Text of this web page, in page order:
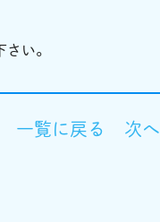
い。
一覧に戻る 次